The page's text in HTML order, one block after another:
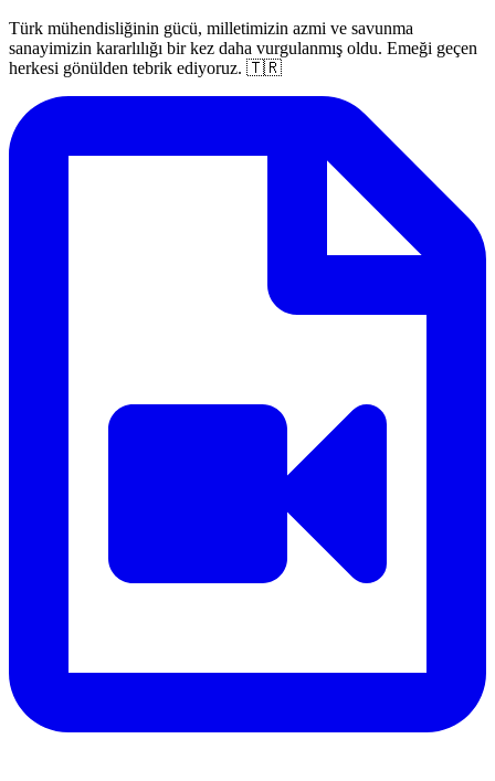
Türk mühendisliğinin gücü, milletimizin azmi ve savunma
sanayimizin kararlılığı bir kez daha vurgulanmış oldu. Emeği geçen
herkesi gönülden tebrik ediyoruz. 🇹🇷